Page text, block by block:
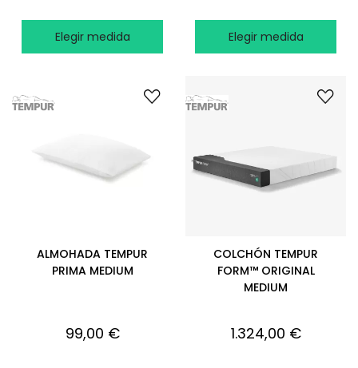
Elegir medida Elegir medida
ALMOHADA TEMPUR
PRIMA MEDIUM
99,00 €
COLCHÓN TEMPUR
FORM™️ ORIGINAL
MEDIUM
1.324,00 €